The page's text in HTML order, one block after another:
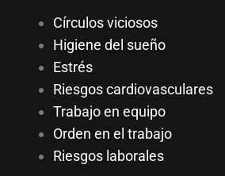
Círculos viciosos
Higiene del sueño
Estrés
Riesgos cardiovasculares
Trabajo en equipo
Orden en el trabajo
Riesgos laborales